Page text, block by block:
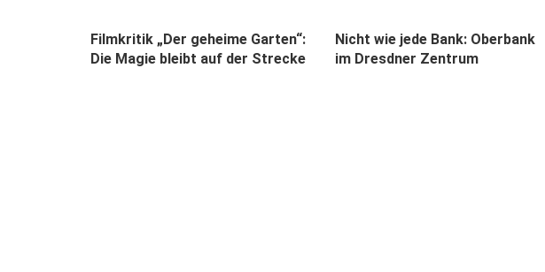
Filmkritik „Der geheime Garten“:
Die Magie bleibt auf der Strecke
Nicht wie jede Bank: Oberbank
im Dresdner Zentrum